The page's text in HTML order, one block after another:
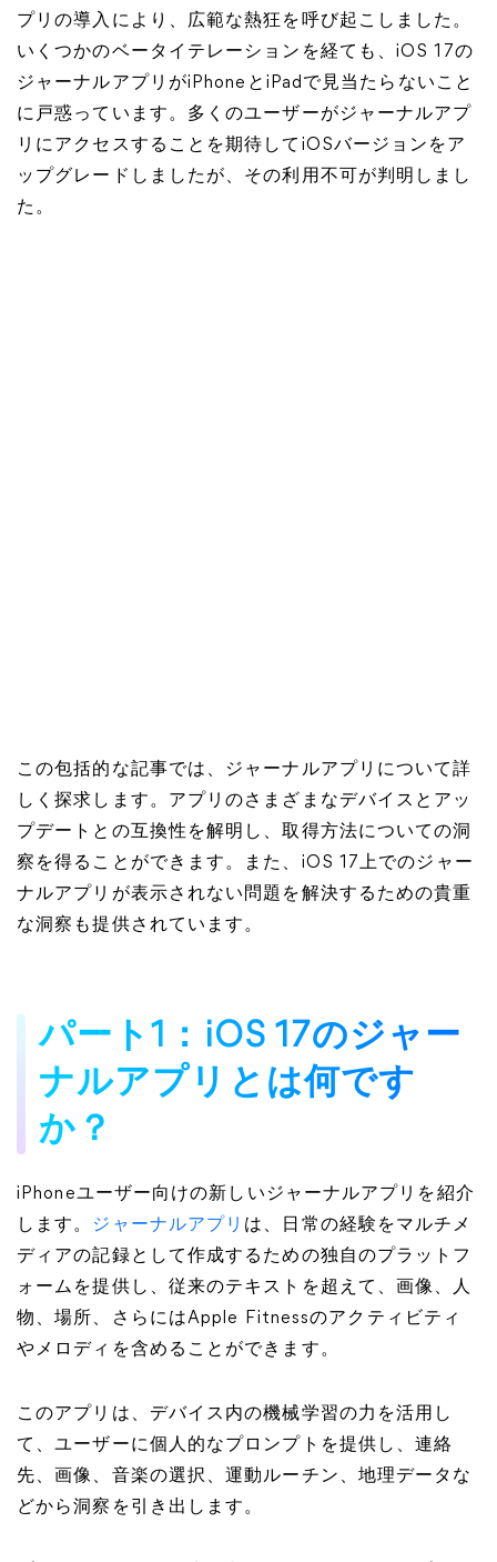
プリの導入により、広範な熱狂を呼び起こしました。
いくつかのベータイテレーションを経ても、iOS 17の
ジャーナルアプリがiPhoneとiPadで見当たらないこと
に戸惑っています。多くのユーザーがジャーナルアプ
リにアクセスすることを期待してiOSバージョンをア
ップグレードしましたが、その利用不可が判明しまし
た。
この包括的な記事では、ジャーナルアプリについて詳
しく探求します。アプリのさまざまなデバイスとアッ
プデートとの互換性を解明し、取得方法についての洞
察を得ることができます。また、iOS 17上でのジャー
ナルアプリが表示されない問題を解決するための貴重
な洞察も提供されています。
パート1：iOS 17のジャー
ナルアプリとは何です
か？
iPhoneユーザー向けの新しいジャーナルアプリを紹介
します。 ジャーナルアプリ は、日常の経験をマルチメ
ディアの記録として作成するための独自のプラットフ
ォームを提供し、従来のテキストを超えて、画像、人
物、場所、さらにはApple Fitnessのアクティビティ
やメロディを含めることができます。
このアプリは、デバイス内の機械学習の力を活用し
て、ユーザーに個人的なプロンプトを提供し、連絡
先、画像、音楽の選択、運動ルーチン、地理データな
どから洞察を引き出します。